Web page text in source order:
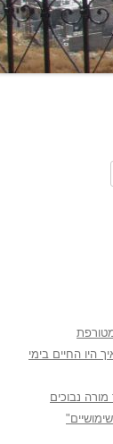
היו החיים בימי
מורה נבוכים